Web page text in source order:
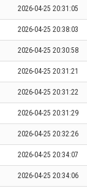
2026-04-25 20:31:05
2026-04-25 20:38:03
2026-04-25 20:30:58
2026-04-25 20:31:21
2026-04-25 20:31:22
2026-04-25 20:31:29
2026-04-25 20:32:26
2026-04-25 20:34:07
2026-04-25 20:34:06